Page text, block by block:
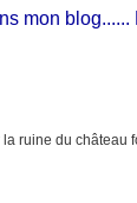
blog......